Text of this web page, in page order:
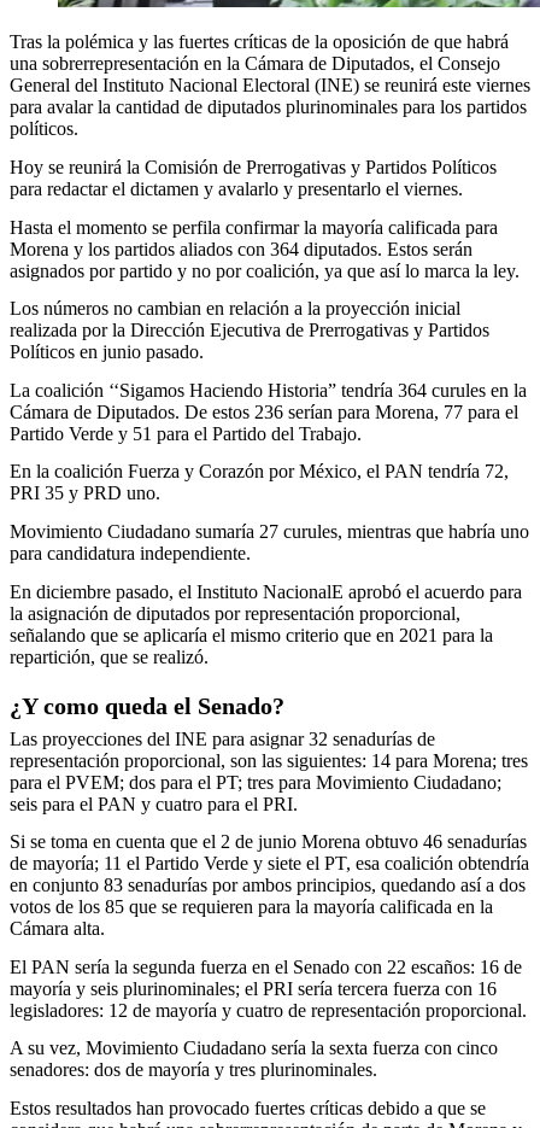
Tras la polémica y las fuertes críticas de la oposición de que habrá
una sobrerrepresentación en la Cámara de Diputados, el Consejo
General del Instituto Nacional Electoral (INE) se reunirá este viernes
para avalar la cantidad de diputados plurinominales para los partidos
políticos.
Hoy se reunirá la Comisión de Prerrogativas y Partidos Políticos
para redactar el dictamen y avalarlo y presentarlo el viernes.
Hasta el momento se perfila confirmar la mayoría calificada para
Morena y los partidos aliados con 364 diputados. Estos serán
asignados por partido y no por coalición, ya que así lo marca la ley.
Los números no cambian en relación a la proyección inicial
realizada por la Dirección Ejecutiva de Prerrogativas y Partidos
Políticos en junio pasado.
La coalición ‘‘Sigamos Haciendo Historia” tendría 364 curules en la
Cámara de Diputados. De estos 236 serían para Morena, 77 para el
Partido Verde y 51 para el Partido del Trabajo.
En la coalición Fuerza y Corazón por México, el PAN tendría 72,
PRI 35 y PRD uno.
Movimiento Ciudadano sumaría 27 curules, mientras que habría uno
para candidatura independiente.
En diciembre pasado, el Instituto NacionalE aprobó el acuerdo para
la asignación de diputados por representación proporcional,
señalando que se aplicaría el mismo criterio que en 2021 para la
repartición, que se realizó.
¿Y como queda el Senado?
Las proyecciones del INE para asignar 32 senadurías de
representación proporcional, son las siguientes: 14 para Morena; tres
para el PVEM; dos para el PT; tres para Movimiento Ciudadano;
seis para el PAN y cuatro para el PRI.
Si se toma en cuenta que el 2 de junio Morena obtuvo 46 senadurías
de mayoría; 11 el Partido Verde y siete el PT, esa coalición obtendría
en conjunto 83 senadurías por ambos principios, quedando así a dos
votos de los 85 que se requieren para la mayoría calificada en la
Cámara alta.
El PAN sería la segunda fuerza en el Senado con 22 escaños: 16 de
mayoría y seis plurinominales; el PRI sería tercera fuerza con 16
legisladores: 12 de mayoría y cuatro de representación proporcional.
A su vez, Movimiento Ciudadano sería la sexta fuerza con cinco
senadores: dos de mayoría y tres plurinominales.
Estos resultados han provocado fuertes críticas debido a que se